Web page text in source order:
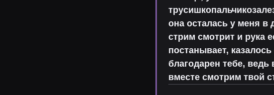
она осталась у меня в
стрим смотрит и рука
постанывает,
благодарен тебе,
вместе смотрим твой